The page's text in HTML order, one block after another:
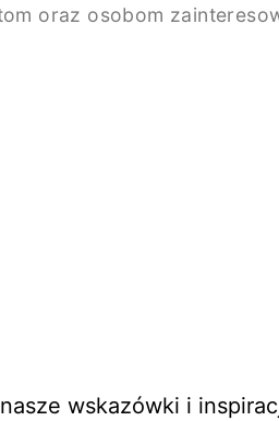
oraz osobom
wskazówki i